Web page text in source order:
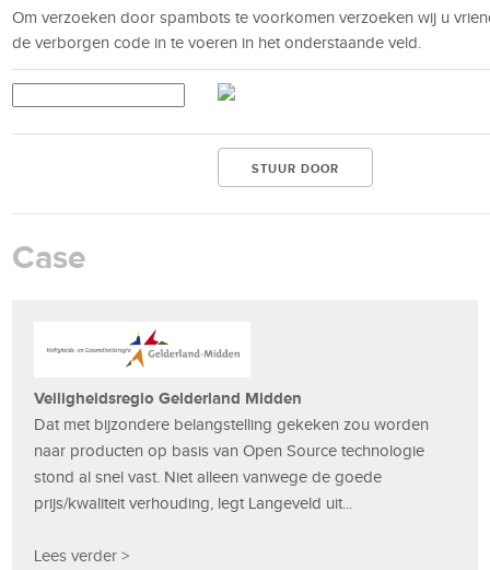
Om verzoeken door spambots te voorkomen verzoeken wij u
de verborgen code in te voeren in het onderstaande veld.
Case
Veiligheidsregio Gelderland Midden
Dat met bijzondere belangstelling gekeken zou worden
naar producten op basis van Open Source technologie
stond al snel vast. Niet alleen vanwege de goede
prijs/kwaliteit verhouding, legt Langeveld uit...
Lees verder >